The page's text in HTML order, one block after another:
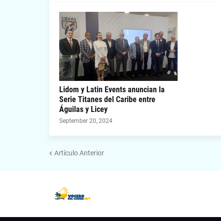
Lidom y Latin Events anuncian la
Serie Titanes del Caribe entre
Águilas y Licey
September 20, 2024
Artículo Anterior